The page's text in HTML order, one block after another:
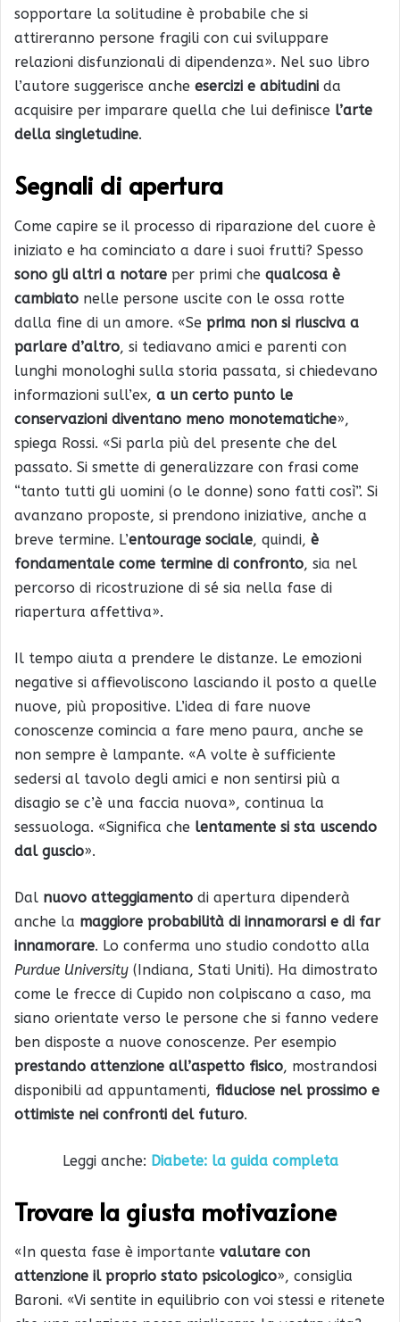
sopportare la solitudine è probabile che si
attireranno persone fragili con cui sviluppare
relazioni disfunzionali di dipendenza». Nel suo libro
l’autore suggerisce anche esercizi e abitudini da
acquisire per imparare quella che lui definisce l’arte
della singletudine.
Segnali di apertura
Come capire se il processo di riparazione del cuore è
iniziato e ha cominciato a dare i suoi frutti? Spesso
sono gli altri a notare per primi che qualcosa è
cambiato nelle persone uscite con le ossa rotte
dalla fine di un amore. «Se prima non si riusciva a
parlare d’altro, si tediavano amici e parenti con
lunghi monologhi sulla storia passata, si chiedevano
informazioni sull’ex, a un certo punto le
conservazioni diventano meno monotematiche»,
spiega Rossi. «Si parla più del presente che del
passato. Si smette di generalizzare con frasi come
“tanto tutti gli uomini (o le donne) sono fatti così”. Si
avanzano proposte, si prendono iniziative, anche a
breve termine. L’entourage sociale, quindi, è
fondamentale come termine di confronto, sia nel
percorso di ricostruzione di sé sia nella fase di
riapertura affettiva».
Il tempo aiuta a prendere le distanze. Le emozioni
negative si affievoliscono lasciando il posto a quelle
nuove, più propositive. L’idea di fare nuove
conoscenze comincia a fare meno paura, anche se
non sempre è lampante. «A volte è sufficiente
sedersi al tavolo degli amici e non sentirsi più a
disagio se c’è una faccia nuova», continua la
sessuologa. «Significa che lentamente si sta uscendo
dal guscio».
Dal nuovo atteggiamento di apertura dipenderà
anche la maggiore probabilità di innamorarsi e di far
innamorare. Lo conferma uno studio condotto alla
Purdue University (Indiana, Stati Uniti). Ha dimostrato
come le frecce di Cupido non colpiscano a caso, ma
siano orientate verso le persone che si fanno vedere
ben disposte a nuove conoscenze. Per esempio
prestando attenzione all’aspetto fisico, mostrandosi
disponibili ad appuntamenti, fiduciose nel prossimo e
ottimiste nei confronti del futuro.
Leggi anche: Diabete: la guida completa
Trovare la giusta motivazione
«In questa fase è importante valutare con
attenzione il proprio stato psicologico», consiglia
Baroni. «Vi sentite in equilibrio con voi stessi e ritenete